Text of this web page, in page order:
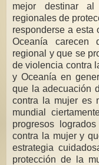
mejor destinar al
regionales de
responderse a esta
Oceanía carecen
regional y que se
de violencia contra
y Oceanía en
que la adecuación
contra la mujer es
mundial
progresos
contra la mujer y
estrategia
protección de la